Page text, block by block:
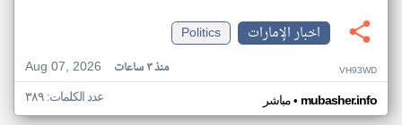
اخبار الإمارات
Politics
Aug 07, 2026
منذ ٣ ساعات VH93WD
مباشر• mubasher.info عدد الكلمات: ٣٨٩